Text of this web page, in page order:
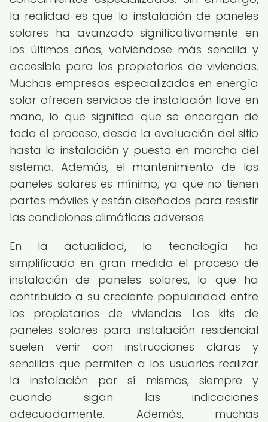
la realidad es que la instalación de paneles
solares ha avanzado significativamente en
los últimos años, volviéndose más sencilla y
accesible para los propietarios de viviendas.
Muchas empresas especializadas en energía
solar ofrecen servicios de instalación llave en
mano, lo que significa que se encargan de
todo el proceso, desde la evaluación del sitio
hasta la instalación y puesta en marcha del
sistema. Además, el mantenimiento de los
paneles solares es mínimo, ya que no tienen
partes móviles y están diseñados para resistir
las condiciones climáticas adversas.
En la actualidad, la tecnología ha
simplificado en gran medida el proceso de
instalación de paneles solares, lo que ha
contribuido a su creciente popularidad entre
los propietarios de viviendas. Los kits de
paneles solares para instalación residencial
suelen venir con instrucciones claras y
sencillas que permiten a los usuarios realizar
la instalación por sí mismos, siempre y
cuando sigan las indicaciones
adecuadamente. Además, muchas